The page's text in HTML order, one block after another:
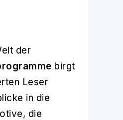
der
birgt
Leser
in die
die